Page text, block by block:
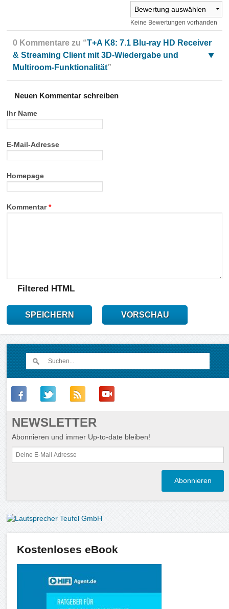
Keine Bewertungen vorhanden
0 Kommentare zu “T+A K8: 7.1 Blu-ray HD Receiver
& Streaming Client mit 3D-Wiedergabe und
Multiroom-Funktionalität”
Neuen Kommentar schreiben
Ihr Name
E-Mail-Adresse
Homepage
Kommentar*
Filtered HTML
SPEICHERN VORSCHAU
NEWSLETTER
Abonnieren und immer Up-to-date bleiben!
Kostenloses eBook